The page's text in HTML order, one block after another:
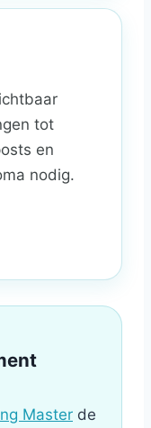
tot
en
nodig.
Master de